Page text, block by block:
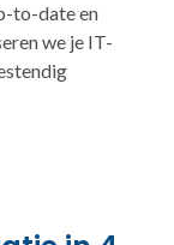
to-date en
we je IT-